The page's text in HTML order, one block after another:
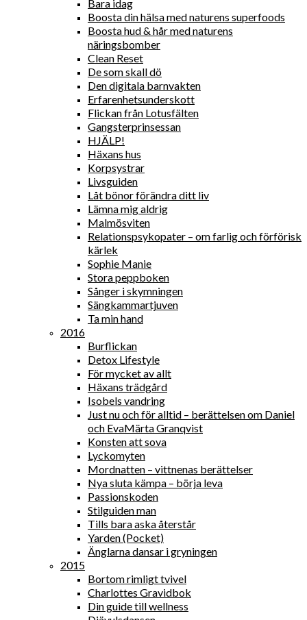
Bara idag
Boosta din hälsa med naturens superfoods
Boosta hud & hår med naturens
näringsbomber
Clean Reset
De som skall dö
Den digitala barnvakten
Erfarenhetsunderskott
Flickan från Lotusfälten
Gangsterprinsessan
HJÄLP!
Häxans hus
Korpsystrar
Livsguiden
Låt bönor förändra ditt liv
Lämna mig aldrig
Malmösviten
Relationspsykopater – om farlig och förförisk
kärlek
Sophie Manie
Stora peppboken
Sånger i skymningen
Sängkammartjuven
Ta min hand
2016
Burflickan
Detox Lifestyle
För mycket av allt
Häxans trädgård
Isobels vandring
Just nu och för alltid – berättelsen om Daniel
och EvaMärta Granqvist
Konsten att sova
Lyckomyten
Mordnatten – vittnenas berättelser
Nya sluta kämpa – börja leva
Passionskoden
Stilguiden man
Tills bara aska återstår
Yarden (Pocket)
Änglarna dansar i gryningen
2015
Bortom rimligt tvivel
Charlottes Gravidbok
Din guide till wellness